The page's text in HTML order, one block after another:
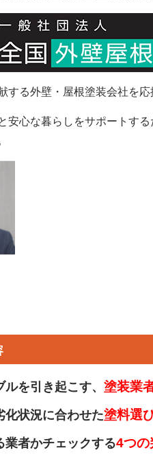
する外壁・屋根塗装会社を応
安心な暮らしをサポートす
を引き起こす、 塗装業
化状況に合わせた塗料選
業者かチェックする4つの